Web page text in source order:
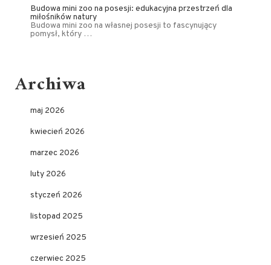
Budowa mini zoo na posesji: edukacyjna przestrzeń dla
miłośników natury
Budowa mini zoo na własnej posesji to fascynujący
pomysł, który …
Archiwa
maj 2026
kwiecień 2026
marzec 2026
luty 2026
styczeń 2026
listopad 2025
wrzesień 2025
czerwiec 2025